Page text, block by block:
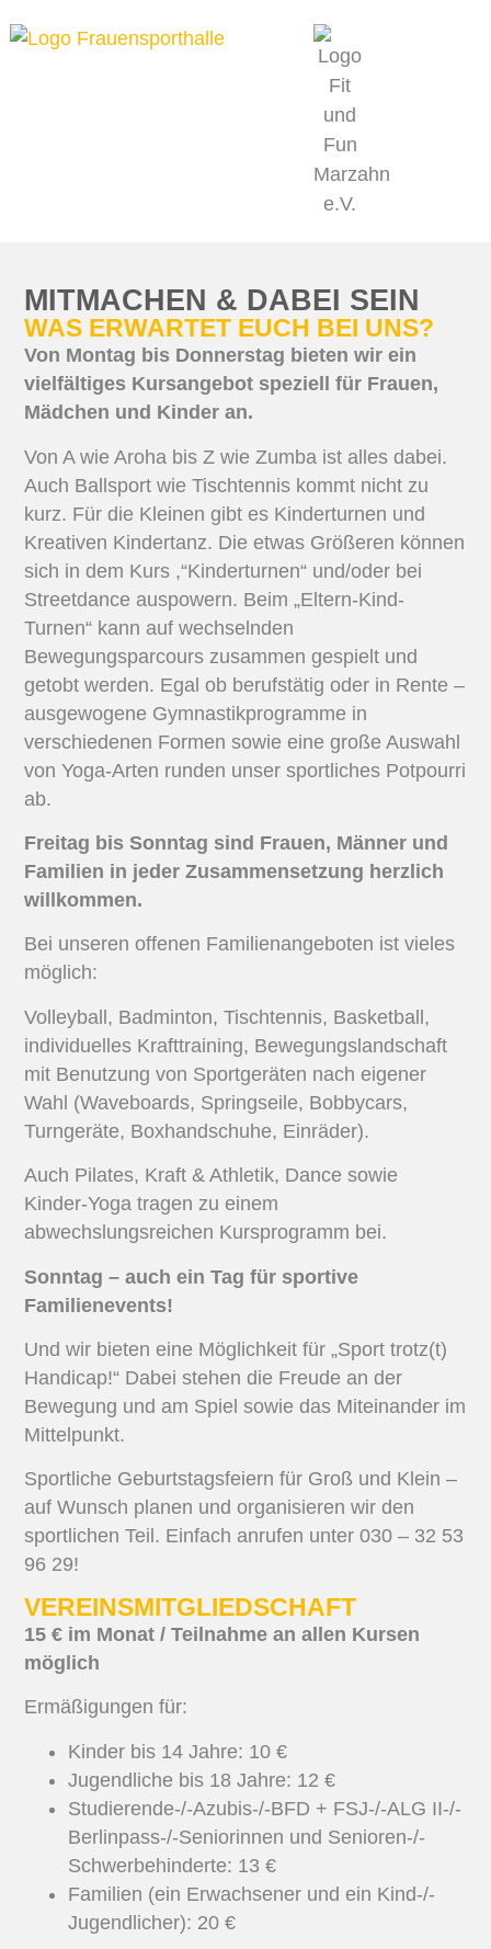
MITMACHEN & DABEI SEIN
WAS ERWARTET EUCH BEI UNS?
Von Montag bis Donnerstag bieten wir ein
vielfältiges Kursangebot speziell für Frauen,
Mädchen und Kinder an.
Von A wie Aroha bis Z wie Zumba ist alles dabei.
Auch Ballsport wie Tischtennis kommt nicht zu
kurz. Für die Kleinen gibt es Kinderturnen und
Kreativen Kindertanz. Die etwas Größeren können
sich in dem Kurs ,“Kinderturnen“ und/oder bei
Streetdance auspowern. Beim „Eltern-Kind-
Turnen“ kann auf wechselnden
Bewegungsparcours zusammen gespielt und
getobt werden. Egal ob berufstätig oder in Rente –
ausgewogene Gymnastikprogramme in
verschiedenen Formen sowie eine große Auswahl
von Yoga-Arten runden unser sportliches Potpourri
ab.
Freitag bis Sonntag sind Frauen, Männer und
Familien in jeder Zusammensetzung herzlich
willkommen.
Bei unseren offenen Familienangeboten ist vieles
möglich:
Volleyball, Badminton, Tischtennis, Basketball,
individuelles Krafttraining, Bewegungslandschaft
mit Benutzung von Sportgeräten nach eigener
Wahl (Waveboards, Springseile, Bobbycars,
Turngeräte, Boxhandschuhe, Einräder).
Auch Pilates, Kraft & Athletik, Dance sowie
Kinder-Yoga tragen zu einem
abwechslungsreichen Kursprogramm bei.
Sonntag – auch ein Tag für sportive
Familienevents!
Und wir bieten eine Möglichkeit für „Sport trotz(t)
Handicap!“ Dabei stehen die Freude an der
Bewegung und am Spiel sowie das Miteinander im
Mittelpunkt.
Sportliche Geburtstagsfeiern für Groß und Klein –
auf Wunsch planen und organisieren wir den
sportlichen Teil. Einfach anrufen unter 030 – 32 53
96 29!
VEREINSMITGLIEDSCHAFT
15 € im Monat / Teilnahme an allen Kursen
möglich
Ermäßigungen für:
Kinder bis 14 Jahre: 10 €
Jugendliche bis 18 Jahre: 12 €
Studierende-/-Azubis-/-BFD + FSJ-/-ALG II-/-
Berlinpass-/-Seniorinnen und Senioren-/-
Schwerbehinderte: 13 €
Familien (ein Erwachsener und ein Kind-/-
Jugendlicher): 20 €